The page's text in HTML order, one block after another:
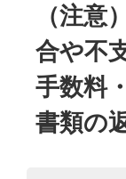
（注
合や不
手数料
書類の